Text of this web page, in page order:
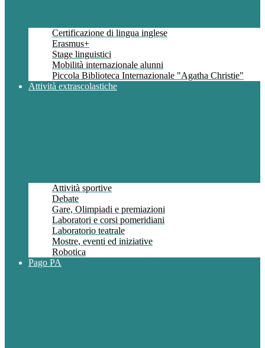
Certificazione di lingua inglese
Erasmus+
Stage linguistici
Mobilità internazionale alunni
Piccola Biblioteca Internazionale "Agatha Christie"
Attività extrascolastiche
Attività sportive
Debate
Gare, Olimpiadi e premiazioni
Laboratori e corsi pomeridiani
Laboratorio teatrale
Mostre, eventi ed iniziative
Robotica
Pago PA